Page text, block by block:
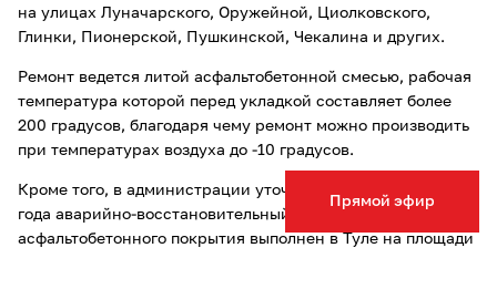
Прямой эфир
на улицах Луначарского, Оружейной, Циолковского,
Глинки, Пионерской, Пушкинской, Чекалина и других.
Ремонт ведется литой асфальтобетонной смесью, рабочая
температура которой перед укладкой составляет более
200 градусов, благодаря чему ремонт можно производить
при температурах воздуха до -10 градусов.
Кроме того, в администрации уточнили, что с начала 2023
года аварийно-восстановительный ремонт
асфальтобетонного покрытия выполнен в Туле на площади